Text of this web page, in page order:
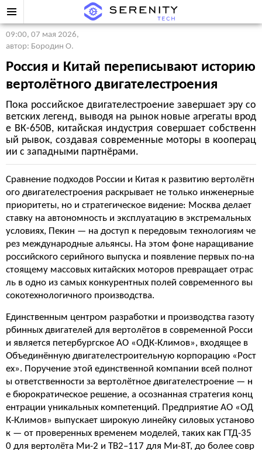
09:00, 07 мая 2026,
автор: Бородин О.
Россия и Китай переписывают историю
вертолётного двигателестроения
Пока российское двигателестроение завершает эру со
ветских легенд, выводя на рынок новые агрегаты врод
е ВК-650В, китайская индустрия совершает собственн
ый рывок, создавая современные моторы в кооперац
ии с западными партнёрами.
Сравнение подходов России и Китая к развитию вертолётн
ого двигателестроения раскрывает не только инженерные
приоритеты, но и стратегическое видение: Москва делает
ставку на автономность и эксплуатацию в экстремальных
условиях, Пекин — на доступ к передовым технологиям че
рез международные альянсы. На этом фоне наращивание
российского серийного выпуска и появление первых по-на
стоящему массовых китайских моторов превращает отрас
ль в одно из самых конкурентных полей современного вы
сокотехнологичного производства.
Единственным центром разработки и производства газоту
рбинных двигателей для вертолётов в современной Росси
и является петербургское АО «ОДК-Климов», входящее в
Объединённую двигателестроительную корпорацию «Рост
ех». Поручение этой единственной компании всей полнот
ы ответственности за вертолётное двигателестроение — н
е бюрократическое решение, а осознанная стратегия конц
ентрации уникальных компетенций. Предприятие АО «ОД
К-Климов» выпускает широкую линейку силовых установо
к — от проверенных временем моделей, таких как ГТД-35
0 для вертолёта Ми-2 и ТВ2–117 для Ми-8Т, до более совр